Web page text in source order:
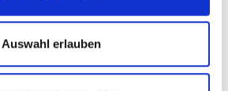
Auswahl erlauben
von 0 von 5 Sternen
Produkt!
mit anderen Kunden.